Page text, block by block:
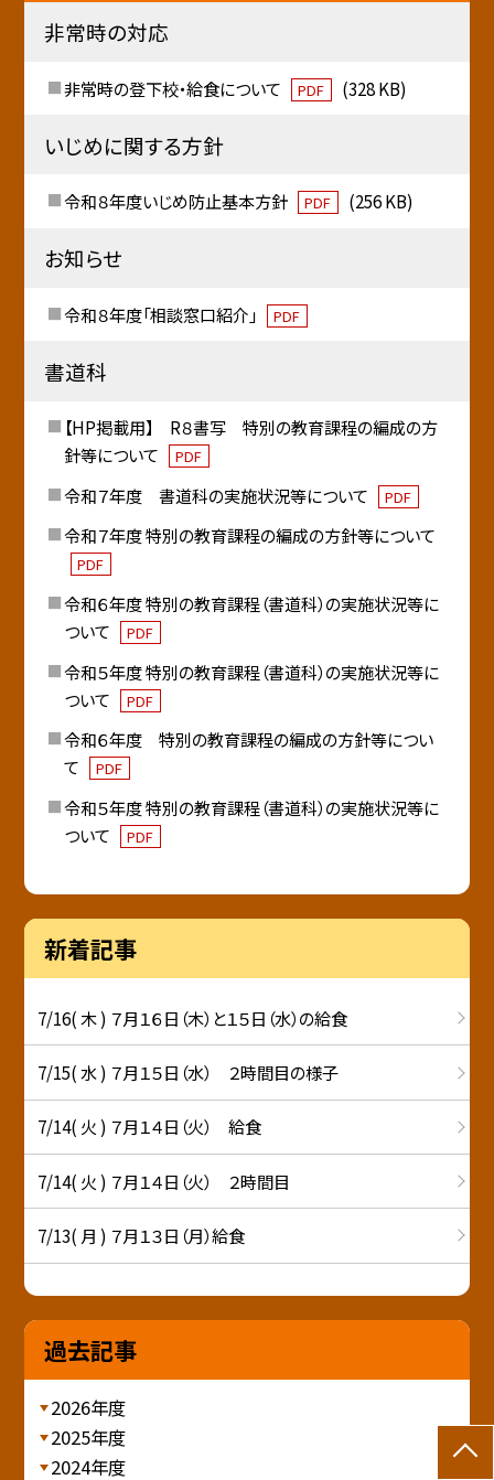
非常時の対応
非常時の登下校・給食について PDF (328 KB)
いじめに関する方針
令和８年度いじめ防止基本方針 PDF (256 KB)
お知らせ
令和８年度「相談窓口紹介」 PDF
書道科
【HP掲載用】 R８書写 特別の教育課程の編成の方
針等について
PDF
令和７年度 書道科の実施状況等について PDF
令和７年度 特別の教育課程の編成の方針等について
PDF
令和６年度 特別の教育課程（書道科）の実施状況等に
ついて
PDF
令和５年度 特別の教育課程（書道科）の実施状況等に
ついて
PDF
令和６年度 特別の教育課程の編成の方針等につい
て
PDF
令和５年度 特別の教育課程（書道科）の実施状況等に
ついて
PDF
新着記事
7/16( 木 ) ７月１６日（木）と１５日（水）の給食
7/15( 水 ) ７月１５日（水） ２時間目の様子
7/14( 火 ) ７月１４日（火） 給食
7/14( 火 ) ７月１４日（火） ２時間目
7/13( 月 ) ７月１３日（月）給食
過去記事
2026年度
2025年度
2024年度